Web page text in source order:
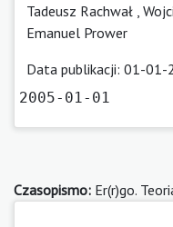
Tadeusz Rachwał ,
Emanuel Prower
Data publikacji: 01-01-
2005-01-01
Czasopismo: Er(r)go.